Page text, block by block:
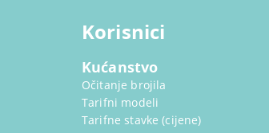
Korisnici
Kućanstvo
Očitanje brojila
Tarifni modeli
Tarifne stavke (cijene)